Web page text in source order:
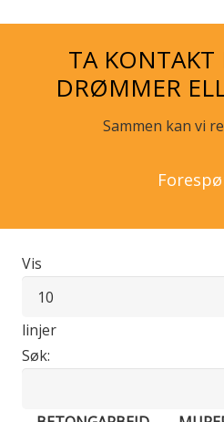
TA
DRØMMER
Sammen kan vi
Vis
linjer
Søk: